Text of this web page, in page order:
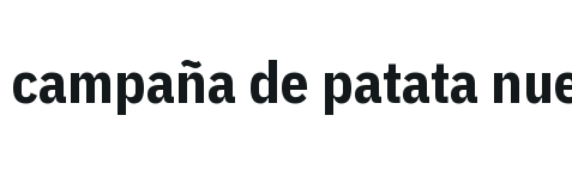
de patata